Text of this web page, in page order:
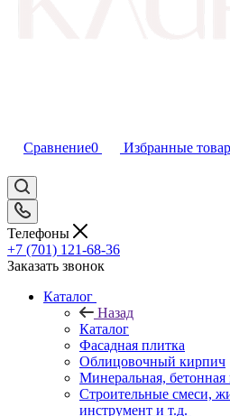
Сравнение0 Избранные
Телефоны
+7 (701) 121-68-36
Заказать звонок
Каталог
Назад
Каталог
Фасадная плитка
Облицовочный кирпич
Минеральная, бетонная
Строительные смеси,
инструмент и т.д.